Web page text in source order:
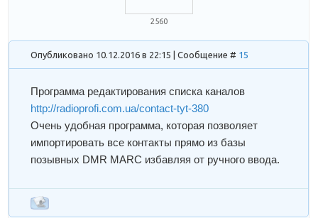
2560
Опубликовано 10.12.2016 в 22:15 | Сообщение # 15
Программа редактирования списка каналов
http://radioprofi.com.ua/contact-tyt-380
Очень удобная программа, которая позволяет
импортировать все контакты прямо из базы
позывных DMR MARC избавляя от ручного ввода.